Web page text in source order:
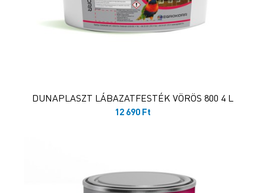
DUNAPLASZT LÁBAZATFESTÉK VÖRÖS 800 4 L
12 690 Ft